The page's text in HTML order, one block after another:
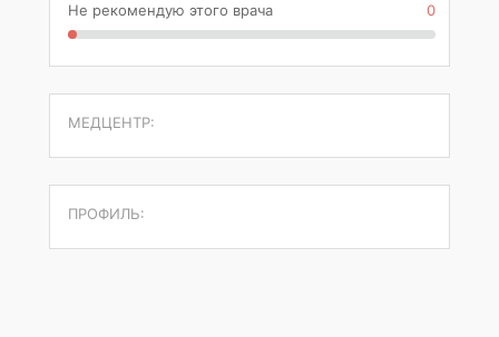
Не рекомендую этого врача 0
МЕДЦЕНТР:
ПРОФИЛЬ: